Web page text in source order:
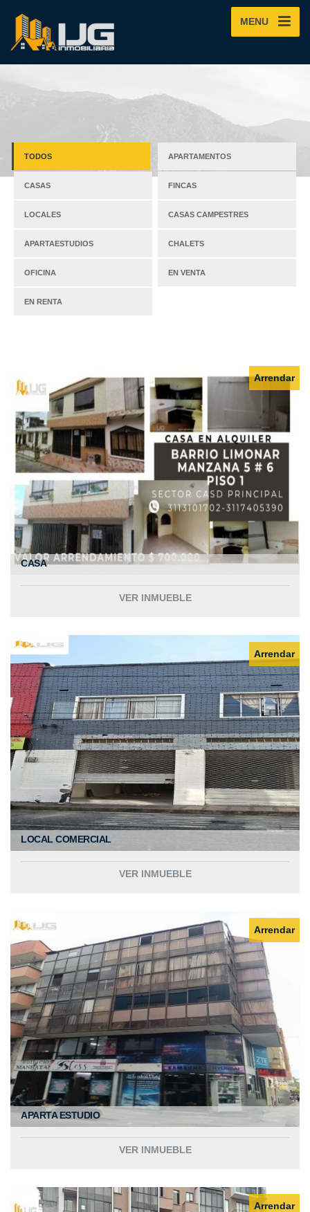
MENU
TODOS APARTAMENTOS
CASAS FINCAS
LOCALES CASAS CAMPESTRES
APARTAESTUDIOS CHALETS
OFICINA EN VENTA
EN RENTA
Arrendar
CASA
VER INMUEBLE
Arrendar
LOCAL COMERCIAL
VER INMUEBLE
Arrendar
APARTA ESTUDIO
VER INMUEBLE
Arrendar